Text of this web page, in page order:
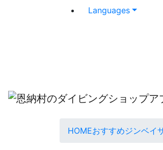
Languages
HOMEおすすめジンベイ